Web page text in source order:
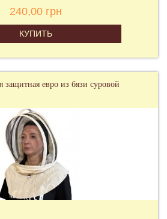
240,00 грн
КУПИТЬ
защитная евро из бязи суровой